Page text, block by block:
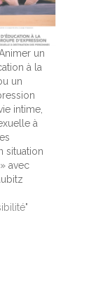
un
à la
un
intime,
à
situation
avec